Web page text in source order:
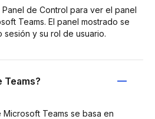
de Control para ver el panel
Teams. El panel mostrado se
sesión y su rol de usuario.
Teams?
Teams se basa en